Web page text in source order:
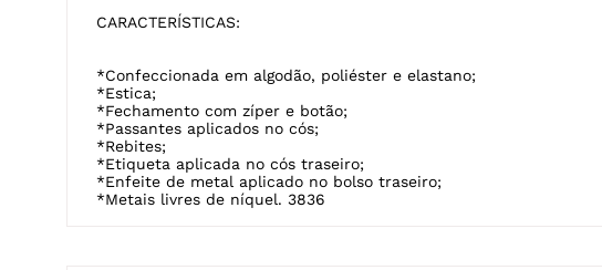
CARACTERÍSTICAS:
*Confeccionada em algodão, poliéster e elastano;
*Estica;
*Fechamento com zíper e botão;
*Passantes aplicados no cós;
*Rebites;
*Etiqueta aplicada no cós traseiro;
*Enfeite de metal aplicado no bolso traseiro;
*Metais livres de níquel. 3836